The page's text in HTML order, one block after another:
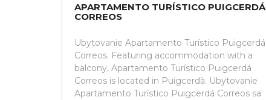
APARTAMENTO TURÍSTICO PUIGCERDÁ
CORREOS
Ubytovanie Apartamento Turístico Puigcerdá
Correos. Featuring accommodation with a
balcony, Apartamento Turístico Puigcerdá
Correos is located in Puigcerdà. Ubytovanie
Apartamento Turístico Puigcerdá Correos sa